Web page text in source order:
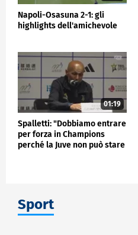
Napoli-Osasuna 2-1: gli
highlights dell'amichevole
01:19
Spalletti: "Dobbiamo entrare
per forza in Champions
perché la Juve non può stare
Sport